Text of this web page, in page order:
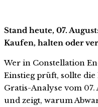
Stand heute, 07.
Kaufen, halten oder
Wer in Constellation
Einstieg prüft, sollte
Gratis-Analyse vom
und zeigt, warum